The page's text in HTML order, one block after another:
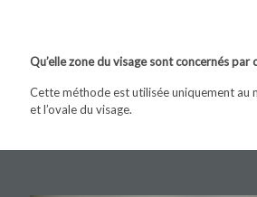
Qu’elle zone du visage sont concernés par
Cette méthode est utilisée uniquement au
et l’ovale du visage.